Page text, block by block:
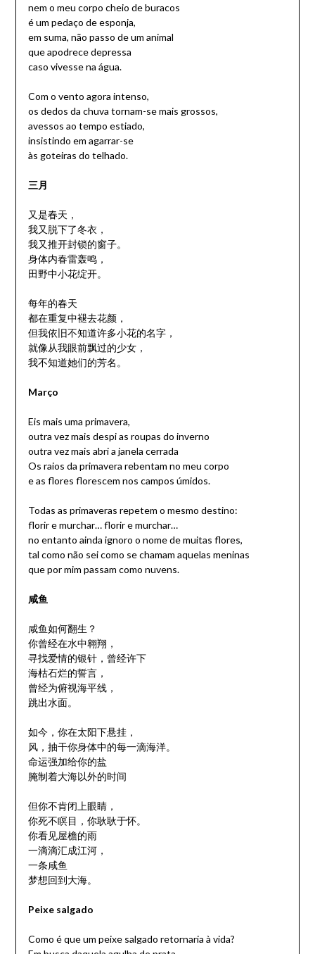
nem o meu corpo cheio de buracos
é um pedaço de esponja,
em suma, não passo de um animal
que apodrece depressa
caso vivesse na água.
Com o vento agora intenso,
os dedos da chuva tornam-se mais grossos,
avessos ao tempo estiado,
insistindo em agarrar-se
às goteiras do telhado.
三月
又是春天，
我又脱下了冬衣，
我又推开封锁的窗子。
身体内春雷轰鸣，
田野中小花绽开。
每年的春天
都在重复中褪去花颜，
但我依旧不知道许多小花的名字，
就像从我眼前飘过的少女，
我不知道她们的芳名。
Março
Eis mais uma primavera,
outra vez mais despi as roupas do inverno
outra vez mais abri a janela cerrada
Os raios da primavera rebentam no meu corpo
e as flores florescem nos campos úmidos.
Todas as primaveras repetem o mesmo destino:
florir e murchar… florir e murchar…
no entanto ainda ignoro o nome de muitas flores,
tal como não sei como se chamam aquelas meninas
que por mim passam como nuvens.
咸鱼
咸鱼如何翻生？
你曾经在水中翱翔，
寻找爱情的银针，曾经许下
海枯石烂的誓言，
曾经为俯视海平线，
跳出水面。
如今，你在太阳下悬挂，
风，抽干你身体中的每一滴海洋。
命运强加给你的盐
腌制着大海以外的时间
但你不肯闭上眼睛，
你死不瞑目，你耿耿于怀。
你看见屋檐的雨
一滴滴汇成江河，
一条咸鱼
梦想回到大海。
Peixe salgado
Como é que um peixe salgado retornaria à vida?